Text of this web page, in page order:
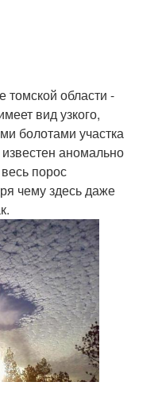
томской области -
вид узкого,
болотами участка
аномально
порос
чему здесь даже